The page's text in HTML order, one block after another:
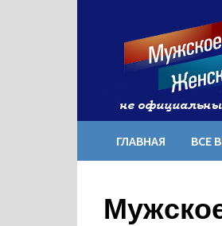
содержимому
ГЛАВНАЯ ВСЕ